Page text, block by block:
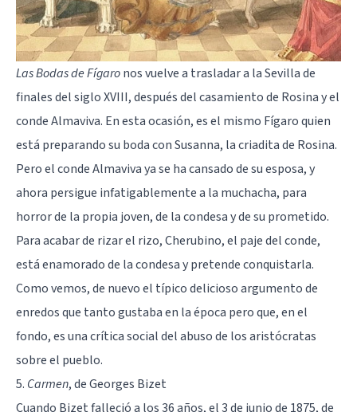
Las Bodas de Fígaronos vuelve a trasladar a la Sevilla de
finales del siglo XVIII, después del casamiento de Rosina y el
conde Almaviva. En esta ocasión, es el mismo Fígaro quien
está preparando su boda con Susanna, la criadita de Rosina.
Pero el conde Almaviva ya se ha cansado de su esposa, y
ahora persigue infatigablemente a la muchacha, para
horror de la propia joven, de la condesa y de su prometido.
Para acabar de rizar el rizo, Cherubino, el paje del conde,
está enamorado de la condesa y pretende conquistarla.
Como vemos, de nuevo el típico delicioso argumento de
enredos que tanto gustaba en la época pero que, en el
fondo, es una crítica social del abuso de los aristócratas
sobre el pueblo.
5. Carmen, de Georges Bizet
Cuando Bizet falleció a los 36 años, el 3 de junio de 1875, de